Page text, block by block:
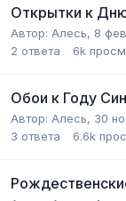
Открытки к
Автор: Алесь, 8
2 ответа 6k
Обои к Году
Автор: Алесь, 30
3 ответа 6.6k